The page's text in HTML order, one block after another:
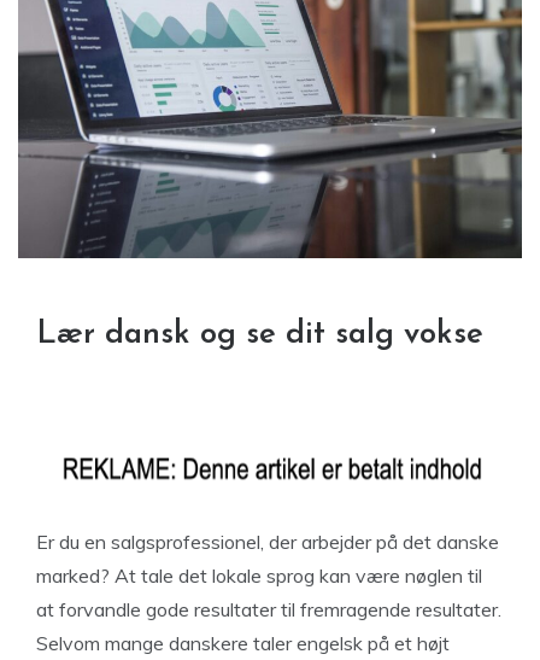
Lær dansk og se dit salg vokse
Er du en salgsprofessionel, der arbejder på det danske
marked? At tale det lokale sprog kan være nøglen til
at forvandle gode resultater til fremragende resultater.
Selvom mange danskere taler engelsk på et højt